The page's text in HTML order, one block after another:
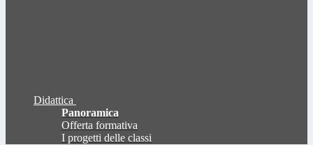
Didattica
Panoramica
Offerta formativa
I progetti delle classi